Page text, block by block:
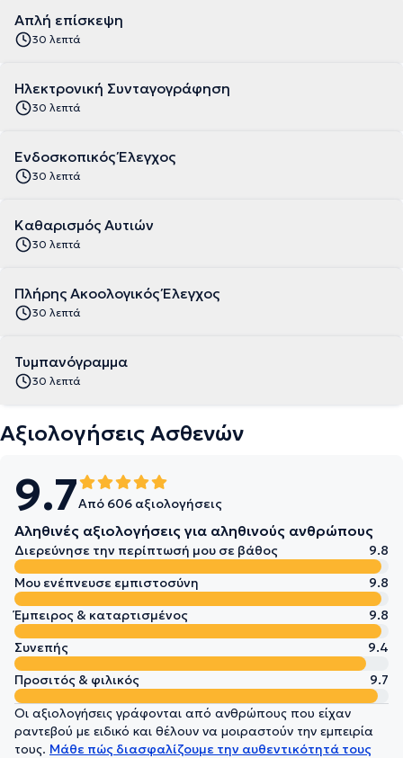
Απλή επίσκεψη
30 λεπτά
Ηλεκτρονική Συνταγογράφηση
30 λεπτά
Ενδοσκοπικός Έλεγχος
30 λεπτά
Καθαρισμός Αυτιών
30 λεπτά
Πλήρης Ακοολογικός Έλεγχος
30 λεπτά
Τυμπανόγραμμα
30 λεπτά
Αξιολογήσεις Ασθενών
9.7Από 606 αξιολογήσεις
Αληθινές αξιολογήσεις για αληθινούς ανθρώπους
Διερεύνησε την περίπτωσή μου σε βάθος
9.8
Μου ενέπνευσε εμπιστοσύνη
9.8
Έμπειρος & καταρτισμένος
9.8
Συνεπής
9.4
Προσιτός & φιλικός
9.7
Οι αξιολογήσεις γράφονται από ανθρώπους που είχαν
ραντεβού με ειδικό και θέλουν να μοιραστούν την εμπειρία
τους. Μάθε πώς διασφαλίζουμε την αυθεντικότητά τους